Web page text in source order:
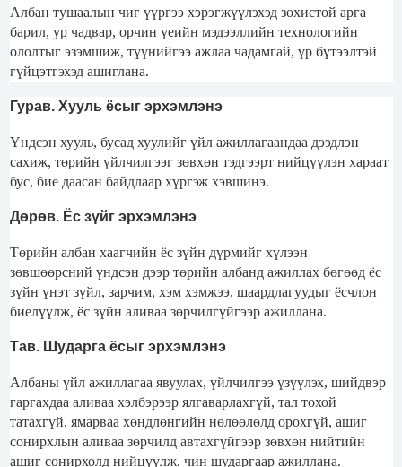
Албан тушаалын чиг үүргээ хэрэгжүүлэхэд зохистой арга
барил, ур чадвар, орчин үеийн мэдээллийн технологийн
ололтыг эзэмшиж, түүнийгээ ажлаа чадамгай, үр бүтээлтэй
гүйцэтгэхэд ашиглана.
Гурав. Хууль ёсыг эрхэмлэнэ
Үндсэн хууль, бусад хуулийг үйл ажиллагаандаа дээдлэн
сахиж, төрийн үйлчилгээг зөвхөн тэдгээрт нийцүүлэн хараат
бус, бие даасан байдлаар хүргэж хэвшинэ.
Дөрөв. Ёс зүйг эрхэмлэнэ
Төрийн албан хаагчийн ёс зүйн дүрмийг хүлээн
зөвшөөрсний үндсэн дээр төрийн албанд ажиллах бөгөөд ёс
зүйн үнэт зүйл, зарчим, хэм хэмжээ, шаардлагуудыг ёсчлон
биелүүлж, ёс зүйн аливаа зөрчилгүйгээр ажиллана.
Тав. Шударга ёсыг эрхэмлэнэ
Албаны үйл ажиллагаа явуулах, үйлчилгээ үзүүлэх, шийдвэр
гаргахдаа аливаа хэлбэрээр ялгаварлахгүй, тал тохой
татахгүй, ямарваа хөндлөнгийн нөлөөлөлд орохгүй, ашиг
сонирхлын аливаа зөрчилд автахгүйгээр зөвхөн нийтийн
ашиг сонирхолд нийцүүлж, чин шударгаар ажиллана.